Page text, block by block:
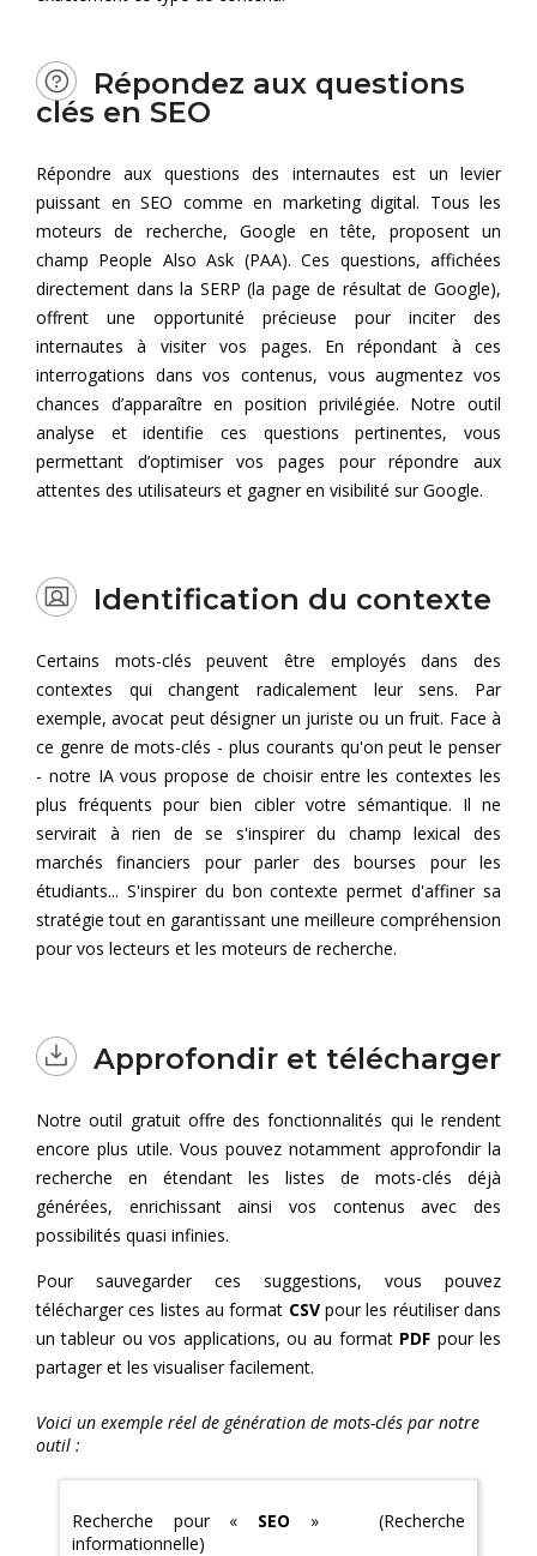
Répondez aux questions
clés en SEO
Répondre aux questions des internautes est un levier
puissant en SEO comme en marketing digital. Tous les
moteurs de recherche, Google en tête, proposent un
champ People Also Ask (PAA). Ces questions, affichées
directement dans la SERP (la page de résultat de Google),
offrent une opportunité précieuse pour inciter des
internautes à visiter vos pages. En répondant à ces
interrogations dans vos contenus, vous augmentez vos
chances d’apparaître en position privilégiée. Notre outil
analyse et identifie ces questions pertinentes, vous
permettant d’optimiser vos pages pour répondre aux
attentes des utilisateurs et gagner en visibilité sur Google.
Identification du contexte
Certains mots-clés peuvent être employés dans des
contextes qui changent radicalement leur sens. Par
exemple, avocat peut désigner un juriste ou un fruit. Face à
ce genre de mots-clés - plus courants qu'on peut le penser
- notre IA vous propose de choisir entre les contextes les
plus fréquents pour bien cibler votre sémantique. Il ne
servirait à rien de se s'inspirer du champ lexical des
marchés financiers pour parler des bourses pour les
étudiants... S'inspirer du bon contexte permet d'affiner sa
stratégie tout en garantissant une meilleure compréhension
pour vos lecteurs et les moteurs de recherche.
Approfondir et télécharger
Notre outil gratuit offre des fonctionnalités qui le rendent
encore plus utile. Vous pouvez notamment approfondir la
recherche en étendant les listes de mots-clés déjà
générées, enrichissant ainsi vos contenus avec des
possibilités quasi infinies.
Pour sauvegarder ces suggestions, vous pouvez
télécharger ces listes au format CSVpour les réutiliser dans
un tableur ou vos applications, ou au format PDF pour les
partager et les visualiser facilement.
Voici un exemple réel de génération de mots-clés par notre
outil :
Recherche pour « SEO » (Recherche
informationnelle)